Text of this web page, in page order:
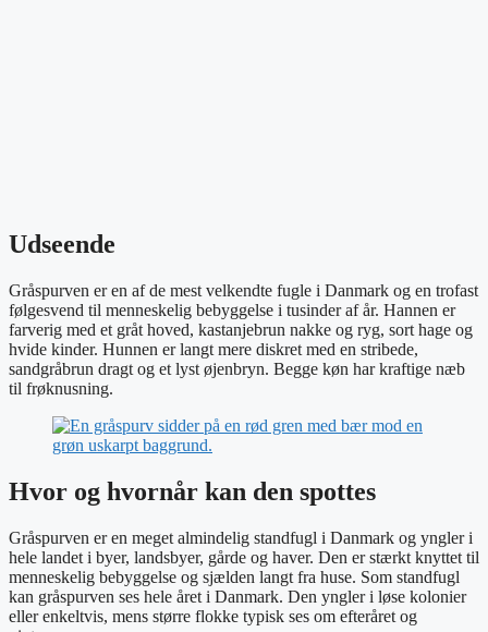
Udseende
Gråspurven er en af de mest velkendte fugle i Danmark og en trofast
følgesvend til menneskelig bebyggelse i tusinder af år. Hannen er
farverig med et gråt hoved, kastanjebrun nakke og ryg, sort hage og
hvide kinder. Hunnen er langt mere diskret med en stribede,
sandgråbrun dragt og et lyst øjenbryn. Begge køn har kraftige næb
til frøknusning.
Hvor og hvornår kan den spottes
Gråspurven er en meget almindelig standfugl i Danmark og yngler i
hele landet i byer, landsbyer, gårde og haver. Den er stærkt knyttet til
menneskelig bebyggelse og sjælden langt fra huse. Som standfugl
kan gråspurven ses hele året i Danmark. Den yngler i løse kolonier
eller enkeltvis, mens større flokke typisk ses om efteråret og